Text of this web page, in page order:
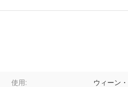
使用:
ウィーン